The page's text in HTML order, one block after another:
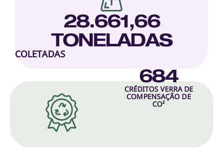
28.661,66
TONELADAS
COLETADAS
684
CRÉDITOS VERRA DE
COMPENSAÇÃO DE
CO²